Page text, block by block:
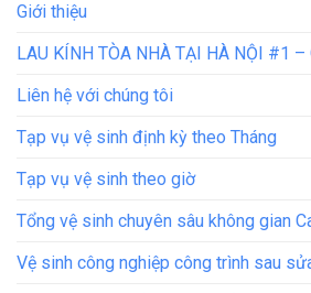
Giới thiệu
LAU KÍNH TÒA NHÀ TẠI HÀ NỘI #1 –
Liên hệ với chúng tôi
Tạp vụ vệ sinh định kỳ theo Tháng
Tạp vụ vệ sinh theo giờ
Tổng vệ sinh chuyên sâu không gian
Vệ sinh công nghiệp công trình sau